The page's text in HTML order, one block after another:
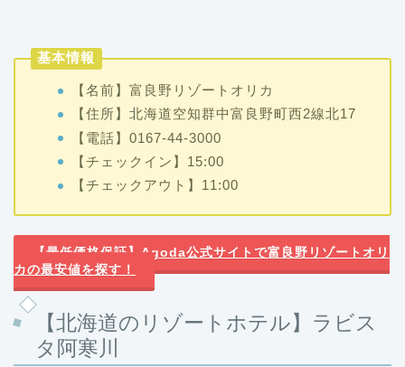
基本情報
【名前】富良野リゾートオリカ
【住所】北海道空知群中富良野町西2線北17
【電話】0167-44-3000
【チェックイン】15:00
【チェックアウト】11:00
【最低価格保証】Agoda公式サイトで富良野リゾートオリ
カの最安値を探す！
【北海道のリゾートホテル】ラビス
タ阿寒川